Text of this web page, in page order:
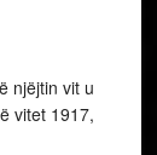
njëjtin vit u
vitet 1917,